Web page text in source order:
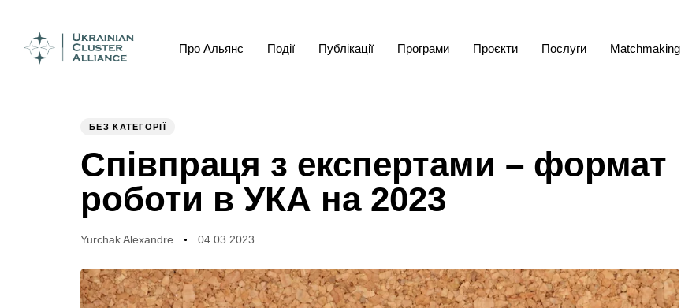
Про Альянс Події Публікації Програми Проєкти Послуги Matchmaking
PUBLISHED
БЕЗ КАТЕГОРІЇ
Співпраця з експертами – формат
роботи в УКА на 2023
Author
Yurchak Alexandre
Published
04.03.2023